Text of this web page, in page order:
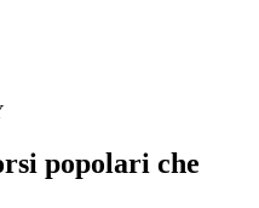
popolari che